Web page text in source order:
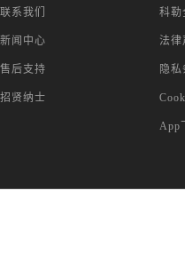
联系我们
新闻中心
售后支持
招贤纳士
科勒
法律
隐私
App